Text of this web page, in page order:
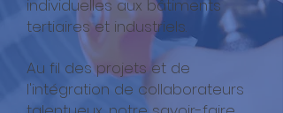
individuelles aux bâtiments
tertiaires et industriels.
Au fil des projets et de
l'intégration de collaborateurs